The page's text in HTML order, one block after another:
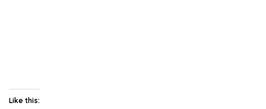
Like this: